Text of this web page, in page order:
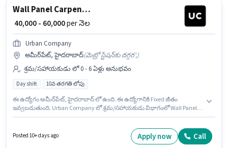
Wall Panel Carpenter
₹ 40,000 - 60,000per నెల
Urban Company
అమీర్‌పేట్, హైదరాబాద్(మెట్రో స్టేషన్‌కు దగ్గర',)
శ్రమ/సహాయకుడు లో 0 - 6 ఏళ్లు అనుభవం
Day shift 10వ తరగతి లోపు
ఈ ఉద్యోగం అమీర్‌పేట్, హైదరాబాద్ లో ఉంది. ఈ ఉద్యోగానికి Fixed జీతం
ఇవ్వబడుతుంది. Urban Company లో శ్రమ/సహాయకుడు విభాగంలో Wall Panel
ఉద్యోగం Full Time ప్రాతిపదికపై, DAY shift మరియు వారానికి 6 days working
ఉన్నాయి. 10వ తరగతి లోపు అర్హత ఉన్న అభ్యర్థులు ఈ ఉద్యోగానికి అప్లై
Posted 10+ days ago Apply now Call